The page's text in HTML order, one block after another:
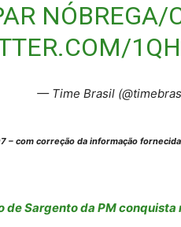
NÓBREGA/
— Time Brasil
– com correção da informação
de Sargento da PM